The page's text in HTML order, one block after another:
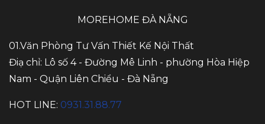
MOREHOME ĐÀ NẴNG
01.Văn Phòng Tư Vấn Thiết Kế Nội Thất
Điạ chỉ: Lô số 4 - Đường Mê Linh - phường Hòa Hiệp
Nam - Quận Liên Chiểu - Đà Nẵng
HOT LINE: 0931.31.88.77